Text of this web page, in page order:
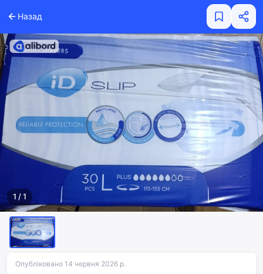
Назад
1 /1
Опубліковано 14 червня 2026 р.